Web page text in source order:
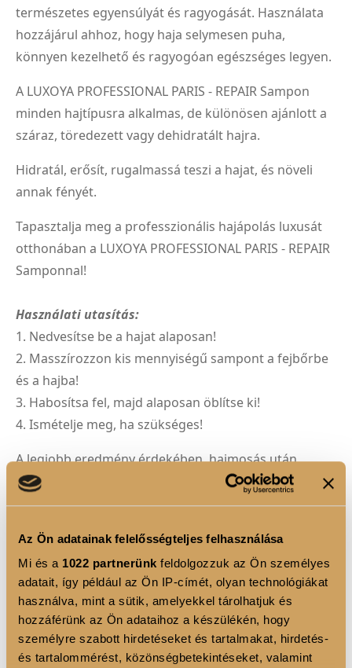
Az Ön adatainak felelősségteljes felhasználása
Mi és a 1022 partnerünk feldolgozzuk az Ön személyes
adatait, így például az Ön IP-címét, olyan technológiákat
használva, mint a sütik, amelyekkel tárolhatjuk és
hozzáférünk az Ön adataihoz a készülékén, hogy
személyre szabott hirdetéseket és tartalmakat, hirdetés-
és tartalommérést, közönségbetekintéseket, valamint
természetes egyensúlyát és ragyogását. Használata
hozzájárul ahhoz, hogy haja selymesen puha,
könnyen kezelhető és ragyogóan egészséges legyen.
A LUXOYA PROFESSIONAL PARIS - REPAIR Sampon
minden hajtípusra alkalmas, de különösen ajánlott a
száraz, töredezett vagy dehidratált hajra.
Hidratál, erősít, rugalmassá teszi a hajat, és növeli
annak fényét.
Tapasztalja meg a professzionális hajápolás luxusát
otthonában a LUXOYA PROFESSIONAL PARIS - REPAIR
Samponnal!
Használati utasítás:
1. Nedvesítse be a hajat alaposan!
2. Masszírozzon kis mennyiségű sampont a fejbőrbe
és a hajba!
3. Habosítsa fel, majd alaposan öblítse ki!
4. Ismételje meg, ha szükséges!
A legjobb eredmény érdekében, hajmosás után
használja a LUXOYA REPAIR kondicionálót!
TERMÉK ELŐNYÖK
Intenzív hidratáló sampon száraz és sérült hajra
Különleges hidratáló komplexszel
Parabén-, szulfát- és állatkísérlet-mentesen előállított